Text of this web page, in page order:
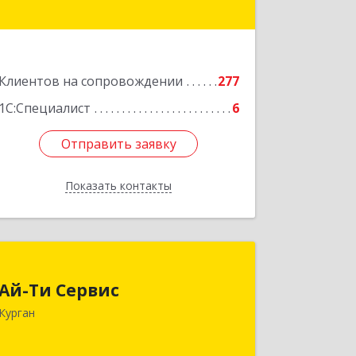
Клиентов на сопровождении
277
1С:Специалист
6
Отправить заявку
Показать контакты
Подробнее
Отправить заявку
Назад
Ти Сервис
Курган
640032, Курганская обл, г.о. Город
Курган, Курган г, Бажова ул, дом № 49,